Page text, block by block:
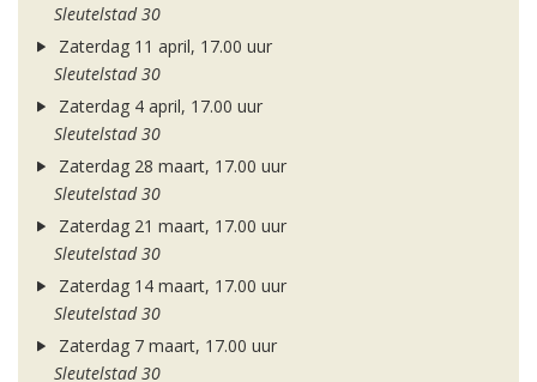
Sleutelstad 30
Zaterdag 11 april, 17.00 uur
Sleutelstad 30
Zaterdag 4 april, 17.00 uur
Sleutelstad 30
Zaterdag 28 maart, 17.00 uur
Sleutelstad 30
Zaterdag 21 maart, 17.00 uur
Sleutelstad 30
Zaterdag 14 maart, 17.00 uur
Sleutelstad 30
Zaterdag 7 maart, 17.00 uur
Sleutelstad 30